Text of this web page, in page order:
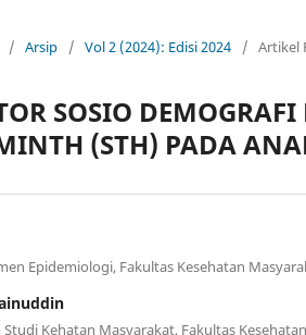
/ Arsip / Vol 2 (2024): Edisi 2024 / Artikel
SOSIO
(STH) PADA
Epidemiologi, Fakultas Kesehatan
Kehatan Masyarakat, Fakultas